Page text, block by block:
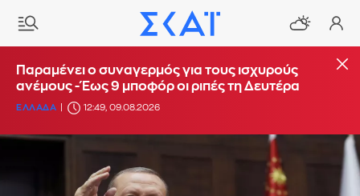
Παραμένει ο συναγερμός για τους ισχυρούς
ανέμους - Έως 9 μποφόρ οι ριπές τη Δευτέρα
ΕΛΛΑΔΑ 12:49, 09.08.2026